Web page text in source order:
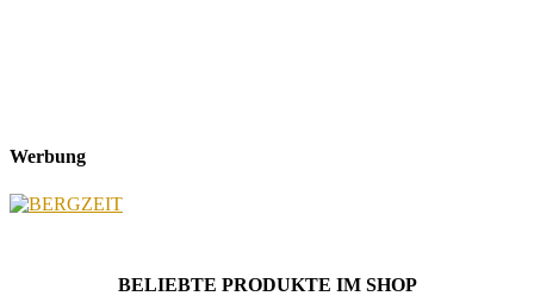
Werbung
BELIEBTE PRODUKTE IM SHOP